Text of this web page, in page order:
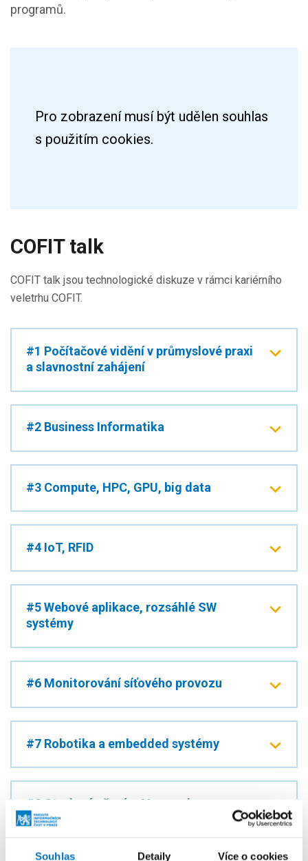
Souhlas Detaily Více o cookies
programů.
COFIT talk
COFIT talk jsou technologické diskuze v rámci kariérního
veletrhu COFIT.
#1 Počítačové vidění v průmyslové praxi
a slavnostní zahájení
#2 Business Informatika
#3 Compute, HPC, GPU, big data
#4 IoT, RFID
#5 Webové aplikace, rozsáhlé SW
systémy
#6 Monitorování síťového provozu
#7 Robotika a embedded systémy
#8 Strojové učení a AI v praxi